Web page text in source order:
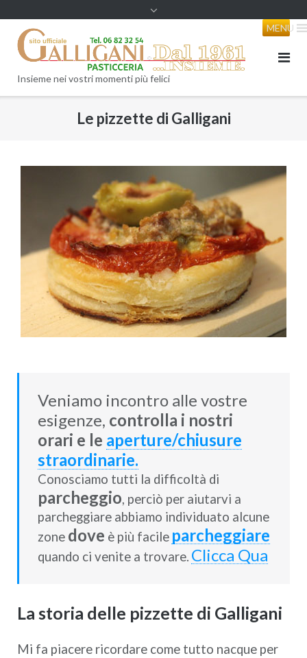
Insieme nei vostri momenti più felici
MENU
Le pizzette di Galligani
Veniamo incontro alle vostre
esigenze, controlla i nostri
orari e le aperture/chiusure
straordinarie.
Conosciamo tutti la difficoltà di
parcheggio, perciò per aiutarvi a
parcheggiare abbiamo individuato alcune
zone dove è più facile parcheggiare
quando ci venite a trovare. Clicca Qua
La storia delle pizzette di Galligani
Mi fa piacere ricordare come tutto nacque per